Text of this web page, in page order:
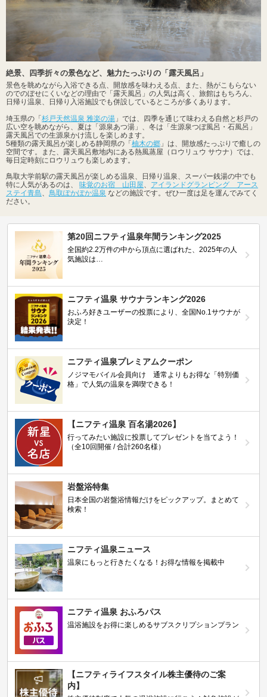
絶景、四季折々の景色など、魅力たっぷりの「露天風呂」
景色を眺めながら入浴できる点、開放感を味わえる点、また、熱がこもらない
のでのぼせにくいなどの理由で「露天風呂」の人気は高く、旅館はもちろん、
日帰り温泉、日帰り入浴施設でも併設しているところが多くあります。
埼玉県の「 杉戸天然温泉 雅楽の湯 」では、四季を通じて味わえる自然と杉戸の
広い空を眺めながら、夏は「源泉あつ湯」、冬は「生源泉つぼ風呂・石風呂」
露天風呂での生源泉かけ流しを楽しめます。
5種類の露天風呂が楽しめる静岡県の「 柚木の郷 」は、開放感たっぷりで癒しの
空間です。また、露天風呂敷地内にある熱風蒸屋（ロウリュウ サウナ）では、
毎日定時刻にロウリュウも楽しめます。
鳥取大学前駅の露天風呂が楽しめる温泉、日帰り温泉、スーパー銭湯の中でも
特に人気があるのは、 味覚のお宿 山田屋、 アイランドグランピング アース
ステイ青島、 鳥取ぽかぽか温泉 などの施設です。ぜひ一度は足を運んでみてく
ださい。
第20回ニフティ温泉年間ランキング2025
全国約2.2万件の中から頂点に選ばれた、2025年の人
気施設は…
ニフティ温泉 サウナランキング2026
おふろ好きユーザーの投票により、全国No.1サウナが
決定！
ニフティ温泉プレミアムクーポン
ノジマモバイル会員向け 通常よりもお得な「特別価
格」で人気の温泉を満喫できる！
【ニフティ温泉 百名湯2026】
行ってみたい施設に投票してプレゼントを当てよう！
（全10回開催 / 合計260名様）
岩盤浴特集
日本全国の岩盤浴情報だけをピックアップ。まとめて
検索！
ニフティ温泉ニュース
温泉にもっと行きたくなる！お得な情報を掲載中
ニフティ温泉 おふろパス
温浴施設をお得に楽しめるサブスクリプションプラン
【ニフティライフスタイル株主優待のご案
内】